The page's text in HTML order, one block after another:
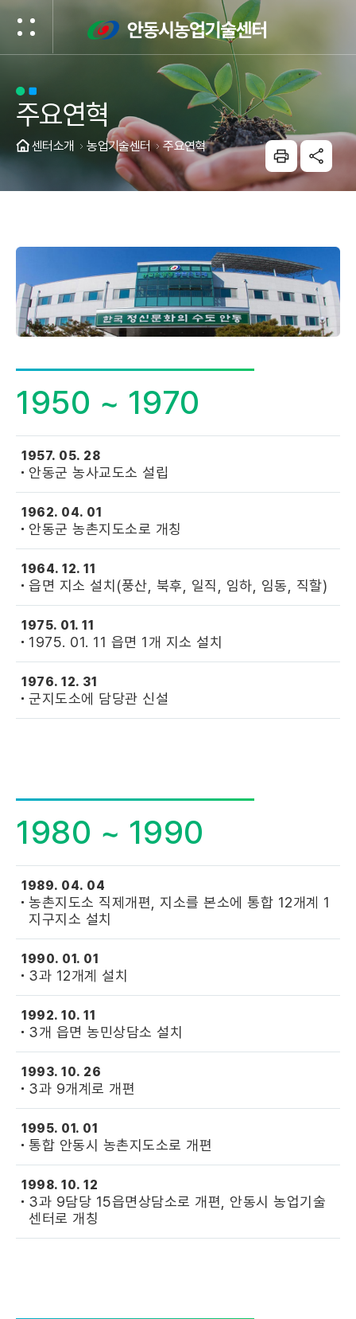
건너뛰기 메뉴
주요연혁
센터소개 농업기술센터 주요연혁
1950 ~ 1970
1957. 05. 28
안동군 농사교도소 설립
1962. 04. 01
안동군 농촌지도소로 개칭
1964. 12. 11
읍면 지소 설치(풍산, 북후, 일직, 임하, 임동, 직할)
1975. 01. 11
1975. 01. 11 읍면 1개 지소 설치
1976. 12. 31
군지도소에 담당관 신설
1980 ~ 1990
1989. 04. 04
농촌지도소 직제개편, 지소를 본소에 통합 12개계 1
지구지소 설치
1990. 01. 01
3과 12개계 설치
1992. 10. 11
3개 읍면 농민상담소 설치
1993. 10. 26
3과 9개계로 개편
1995. 01. 01
통합 안동시 농촌지도소로 개편
1998. 10. 12
3과 9담당 15읍면상담소로 개편, 안동시 농업기술
센터로 개칭